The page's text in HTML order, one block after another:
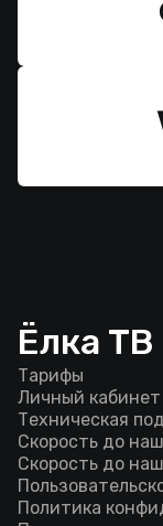
Ёлка ТВ
Тарифы
Личный кабинет
Техническая
Скорость до
Скорость до
Политика